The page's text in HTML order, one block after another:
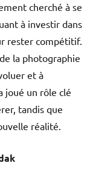
cherché à se
à investir dans
rester compétitif.
la photographie
et à
joué un rôle clé
tandis que
réalité.